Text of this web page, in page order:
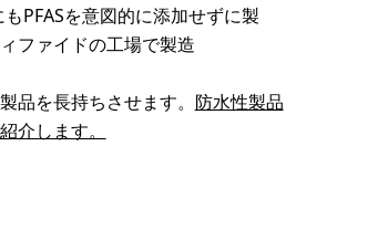
PFASを意図的に添加せずに製
ファイドの工場で製造
品を長持ちさせます。 防水性製品
介します。